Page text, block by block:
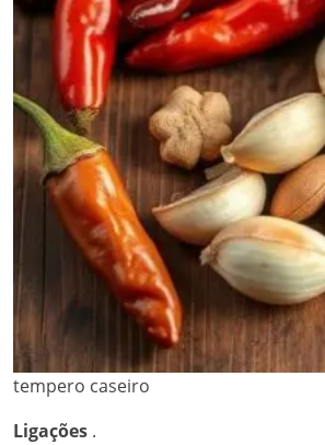
tempero caseiro
Ligações .